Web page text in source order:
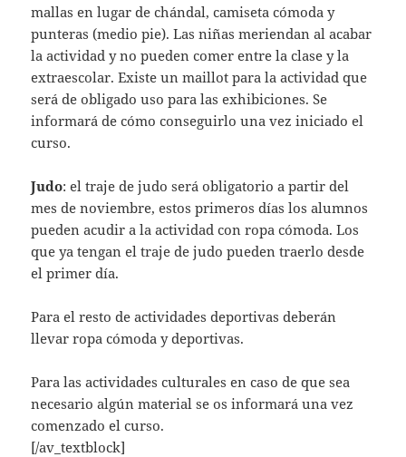
mallas en lugar de chándal, camiseta cómoda y
punteras (medio pie). Las niñas meriendan al acabar
la actividad y no pueden comer entre la clase y la
extraescolar. Existe un maillot para la actividad que
será de obligado uso para las exhibiciones. Se
informará de cómo conseguirlo una vez iniciado el
curso.
Judo: el traje de judo será obligatorio a partir del
mes de noviembre, estos primeros días los alumnos
pueden acudir a la actividad con ropa cómoda. Los
que ya tengan el traje de judo pueden traerlo desde
el primer día.
Para el resto de actividades deportivas deberán
llevar ropa cómoda y deportivas.
Para las actividades culturales en caso de que sea
necesario algún material se os informará una vez
comenzado el curso.
[/av_textblock]